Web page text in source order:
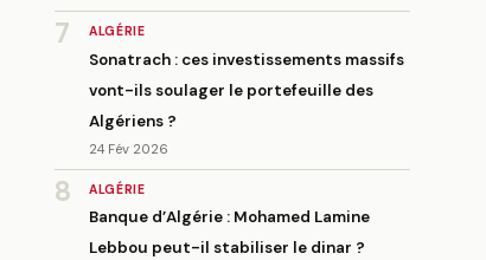
7 ALGÉRIE
Sonatrach : ces investissements massifs
vont-ils soulager le portefeuille des
Algériens ?
24 Fév 2026
8 ALGÉRIE
Banque d’Algérie : Mohamed Lamine
Lebbou peut-il stabiliser le dinar ?